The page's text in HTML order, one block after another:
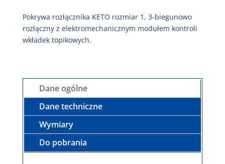
Pokrywa rozłącznika KETO rozmiar 1, 3-biegunowo
rozłączny z elektromechanicznym modułem kontroli
wkładek topikowych.
Dane ogólne
Dane techniczne
Wymiary
Do pobrania